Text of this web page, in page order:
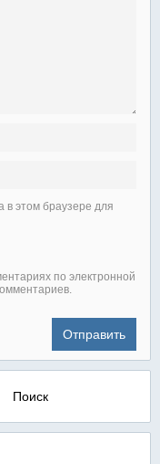
в этом браузере для
по электронной